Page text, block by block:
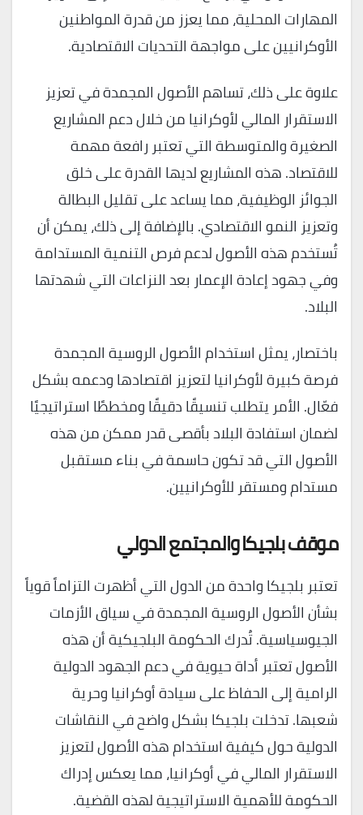
المهارات المحلية، مما يعزز من قدرة المواطنين
الأوكرانيين على مواجهة التحديات الاقتصادية.
علاوة على ذلك، تساهم الأصول المجمدة في تعزيز
الاستقرار المالي لأوكرانيا من خلال دعم المشاريع
الصغيرة والمتوسطة التي تعتبر رافعة مهمة
للاقتصاد. هذه المشاريع لديها القدرة على خلق
الجوائز الوظيفية، مما يساعد على تقليل البطالة
وتعزيز النمو الاقتصادي. بالإضافة إلى ذلك، يمكن أن
تُستخدم هذه الأصول لدعم فرص التنمية المستدامة
وفي جهود إعادة الإعمار بعد النزاعات التي شهدتها
البلاد.
باختصار، يمثل استخدام الأصول الروسية المجمدة
فرصة كبيرة لأوكرانيا لتعزيز اقتصادها ودعمه بشكل
فعّال. الأمر يتطلب تنسيقًا دقيقًا ومخططًا استراتيجيًا
لضمان استفادة البلاد بأقصى قدر ممكن من هذه
الأصول التي قد تكون حاسمة في بناء مستقبل
مستدام ومستقر للأوكرانيين.
موقف بلجيكا والمجتمع الدولي
تعتبر بلجيكا واحدة من الدول التي أظهرت التزاماً قوياً
بشأن الأصول الروسية المجمدة في سياق الأزمات
الجيوسياسية. تُدرك الحكومة البلجيكية أن هذه
الأصول تعتبر أداة حيوية في دعم الجهود الدولية
الرامية إلى الحفاظ على سيادة أوكرانيا وحرية
شعبها. تدخلت بلجيكا بشكل واضح في النقاشات
الدولية حول كيفية استخدام هذه الأصول لتعزيز
الاستقرار المالي في أوكرانيا، مما يعكس إدراك
الحكومة للأهمية الاستراتيجية لهذه القضية.